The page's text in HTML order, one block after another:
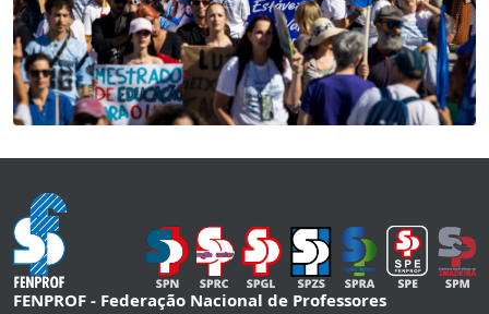
FENPROF - Federação Nacional de Professores